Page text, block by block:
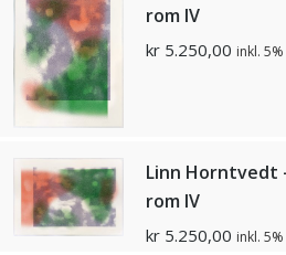
rom lV
kr 5.250,00 inkl.
Linn Horntvedt
rom lV
kr 5.250,00 inkl.